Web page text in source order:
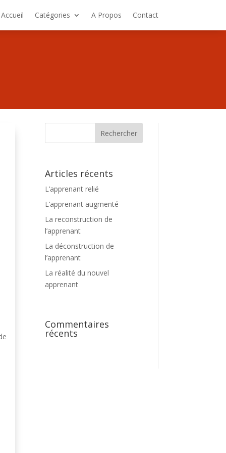
Accueil Catégories A Propos Contact
Articles récents
L’apprenant relié
L’apprenant augmenté
La reconstruction de
l’apprenant
La déconstruction de
l’apprenant
La réalité du nouvel
apprenant
Commentaires
récents